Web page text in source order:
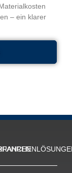
– ein klarer